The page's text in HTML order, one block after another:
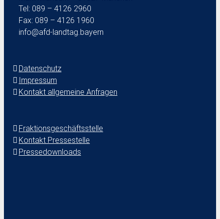
Tel: 089 – 4126 2960
Fax: 089 – 4126 1960
info@afd-landtag.bayern
Datenschutz
Impressum
Kontakt allgemeine Anfragen
Fraktionsgeschäftsstelle
Kontakt Pressestelle
Pressedownloads